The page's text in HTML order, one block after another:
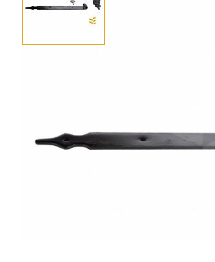
Breedte 45 mm, dikte 5
Productdetails